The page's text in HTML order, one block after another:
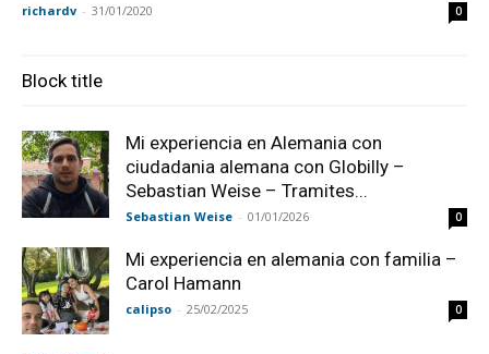
richardv - 31/01/2020 0
Block title
Mi experiencia en Alemania con
ciudadania alemana con Globilly –
Sebastian Weise – Tramites...
Sebastian Weise - 01/01/2026 0
Mi experiencia en alemania con familia –
Carol Hamann
calipso - 25/02/2025 0